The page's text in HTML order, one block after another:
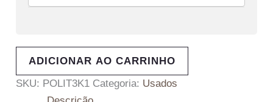
ADICIONAR AO CARRINHO
SKU: POLIT3K1 Categoria: Usados